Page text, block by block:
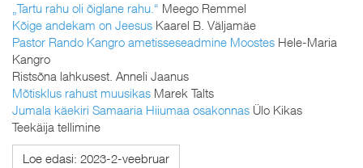
„Tartu rahu oli õiglane rahu.“ Meego Remmel
Kõige andekam on Jeesus Kaarel B. Väljamäe
Pastor Rando Kangro ametisseseadmine Moostes Hele-Maria
Kangro
Ristsõna lahkusest. Anneli Jaanus
Mõtisklus rahust muusikas Marek Talts
Jumala käekiri Samaaria Hiiumaa osakonnas Ülo Kikas
Teekäija tellimine
Loe edasi: 2023-2-veebruar